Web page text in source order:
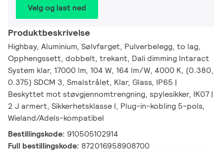
Velg og last ned
Produktbeskrivelse
Highbay, Aluminium, Sølvfarget, Pulverbelegg, to lag,
Opphengssett, dobbelt, trekant, Dali dimming Intaract
System klar, 17000 lm, 104 W, 164 lm/W, 4000 K, (0.380,
0.375) SDCM 3, Smalstrålet, Klar, Glass, IP65 |
Beskyttet mot støvgjennomtrengning, spylesikker, IK07 |
2 J armert, Sikkerhetsklasse I, Plug-in-kobling 5-pols,
Wieland/Adels-kompatibel
Bestillingskode: 910505102914
Full bestillingskode: 872016958908700